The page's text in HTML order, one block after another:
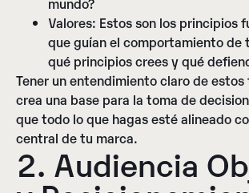
Valores: Estos son los principios
que guían el comportamiento de
qué principios crees y qué
Tener un entendimiento claro de
crea una base para la toma de
que todo lo que hagas esté alineado
central de tu marca.
2. Audiencia